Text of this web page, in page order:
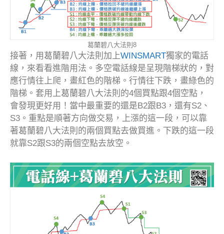
葛蘭碧八大法則8
接著，用葛蘭碧八大法則加上WINSMART獨家的電話
線，來看看進階用法。多空電話線是呈現階梯狀的，對
應行情往上爬，畫紅色的階梯。行情往下跌，畫綠色的
階梯。套用上葛蘭碧八大法則的4個買點跟4個空點，
會發現更好用！當中最重要的還是B2跟B3，還有S2、
S3。重點是順著方向做交易，上漲的這一段，可以靠
著葛蘭碧八大法則的兩個買點去做買進。下跌的這一段
就靠S2跟S3的兩個空點去放空。